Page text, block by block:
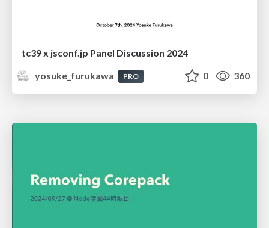
tc39 x jsconf.jp Panel Discussion 2024
yosuke_furukawa
PRO 0 360